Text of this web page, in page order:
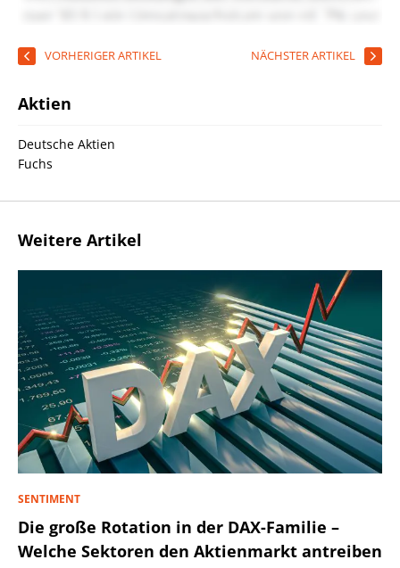
VORHERIGER ARTIKEL NÄCHSTER ARTIKEL
Aktien
Deutsche Aktien
Fuchs
Weitere Artikel
SENTIMENT
Die große Rotation in der DAX-Familie –
Welche Sektoren den Aktienmarkt antreiben